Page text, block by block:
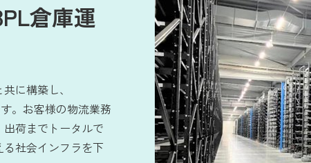
倉庫運
に構築し、
。お客様の物流業務
荷までトータルで
社会インフラを下